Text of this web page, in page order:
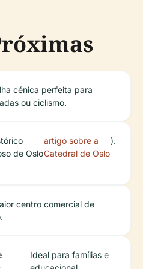
cénica perfeita para
ou ciclismo.
de Oslo
artigo sobre a
Catedral de Oslo
).
centro comercial de
Ideal para famílias e